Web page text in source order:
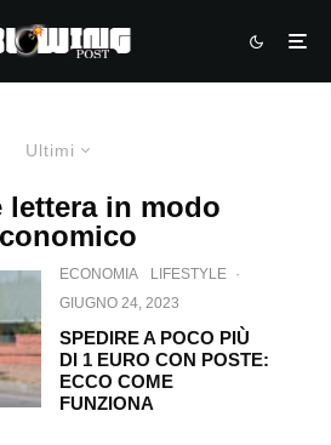
Ultimi
lettera in modo
ECONOMIA LIFESTYLE ·
GIUGNO 24, 2023
SPEDIRE A POCO PIÙ
DI 1 EURO CON POSTE:
ECCO COME
FUNZIONA